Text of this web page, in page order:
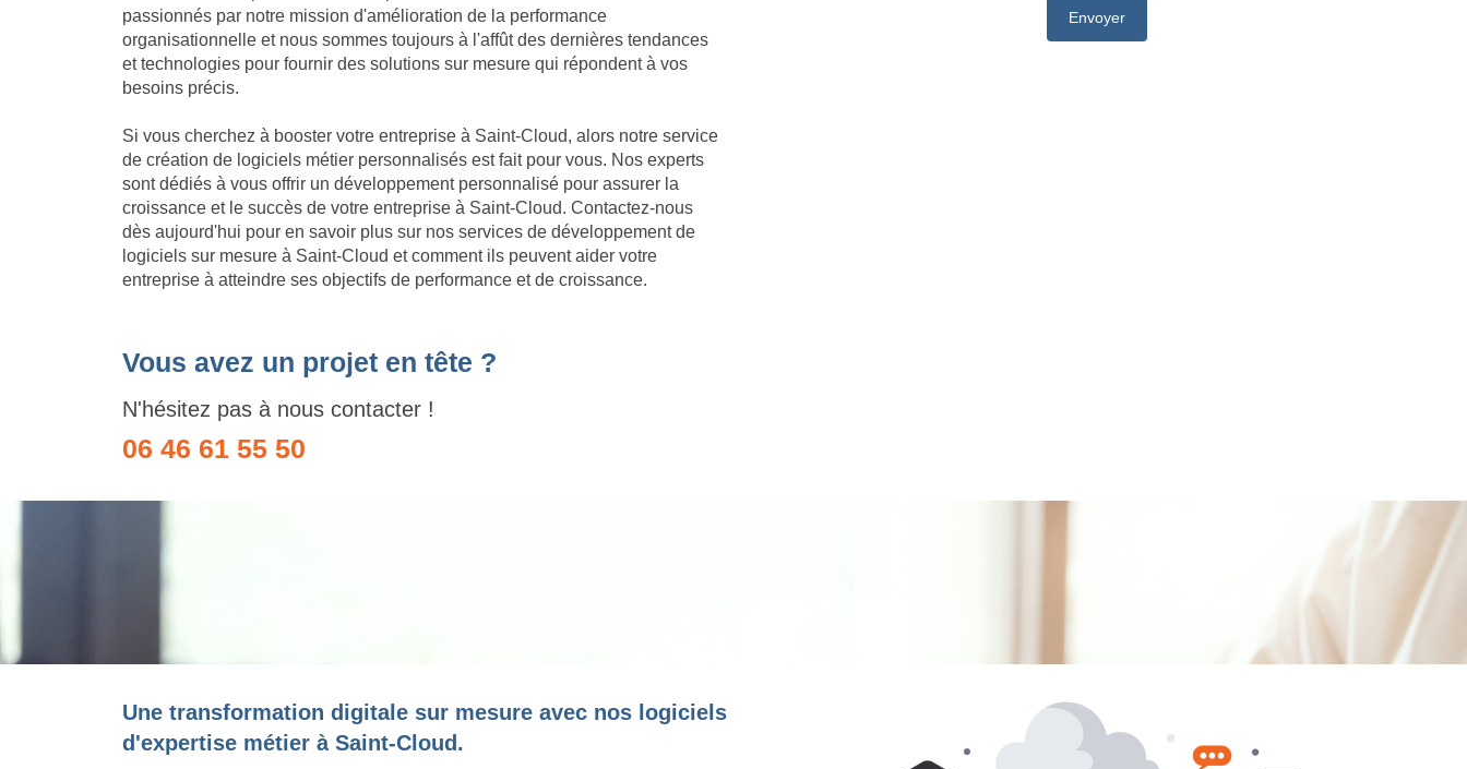
passionnés par notre mission d'amélioration de la performance
organisationnelle et nous sommes toujours à l'affût des dernières tendances
et technologies pour fournir des solutions sur mesure qui répondent à vos
besoins précis.
Si vous cherchez à booster votre entreprise à Saint-Cloud, alors notre service
de création de logiciels métier personnalisés est fait pour vous. Nos experts
sont dédiés à vous offrir un développement personnalisé pour assurer la
croissance et le succès de votre entreprise à Saint-Cloud. Contactez-nous
dès aujourd'hui pour en savoir plus sur nos services de développement de
logiciels sur mesure à Saint-Cloud et comment ils peuvent aider votre
entreprise à atteindre ses objectifs de performance et de croissance.
Vous avez un projet en tête ?
N'hésitez pas à nous contacter !
06 46 61 55 50
Une transformation digitale sur mesure avec nos logiciels
d'expertise métier à Saint-Cloud.